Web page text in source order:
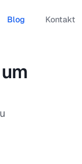
&
&
Blog Kontakt